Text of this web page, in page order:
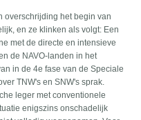
overschrijding het begin van
en ze klinken als volgt: Een
met de directe en intensieve
de NAVO-landen in het
in de 4e fase van de Speciale
TNW's en SNW's sprak.
leger met conventionele
enigszins onschadelijk